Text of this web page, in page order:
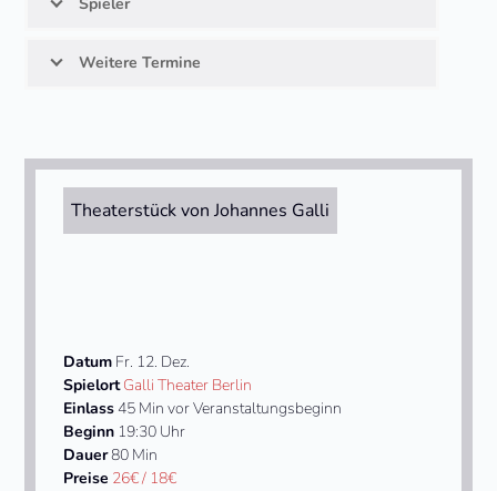
Weitere Termine
Theaterstück von Johannes Galli
Datum Fr. 12. Dez.
SpielortGalli Theater Berlin
Einlass 45 Min vor Veranstaltungsbeginn
Beginn 19:30 Uhr
Dauer80 Min
Preise 26€ / 18€